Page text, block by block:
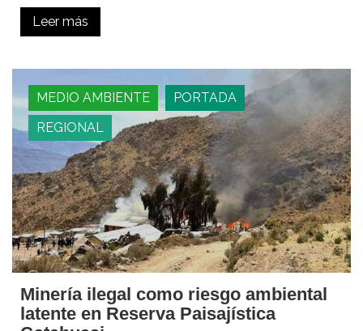
Leer más
MEDIO AMBIENTE
PORTADA
REGIONAL
Minería ilegal como riesgo ambiental
latente en Reserva Paisajística